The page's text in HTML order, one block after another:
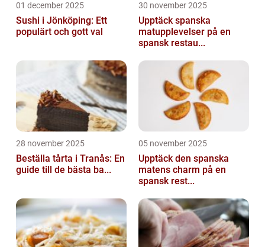
01 december 2025
Sushi i Jönköping: Ett
populärt och gott val
30 november 2025
Upptäck spanska
matupplevelser på en
spansk restau...
28 november 2025
Beställa tårta i Tranås: En
guide till de bästa ba...
05 november 2025
Upptäck den spanska
matens charm på en
spansk rest...